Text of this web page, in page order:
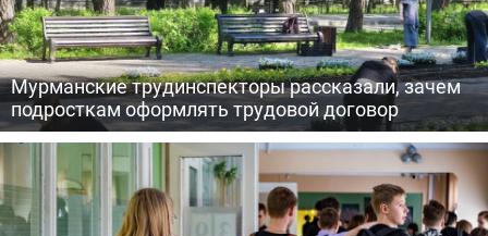
Мурманские трудинспекторы рассказали, зачем
подросткам оформлять трудовой договор